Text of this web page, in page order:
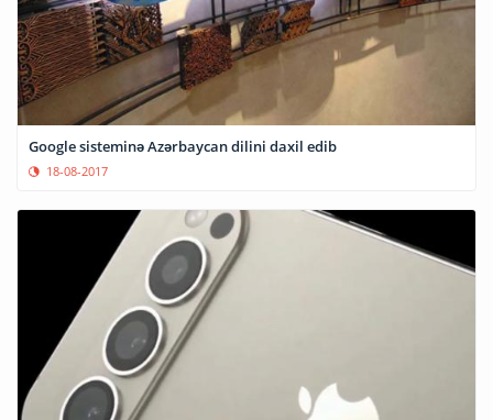
Google sisteminə Azərbaycan dilini daxil edib
18-08-2017